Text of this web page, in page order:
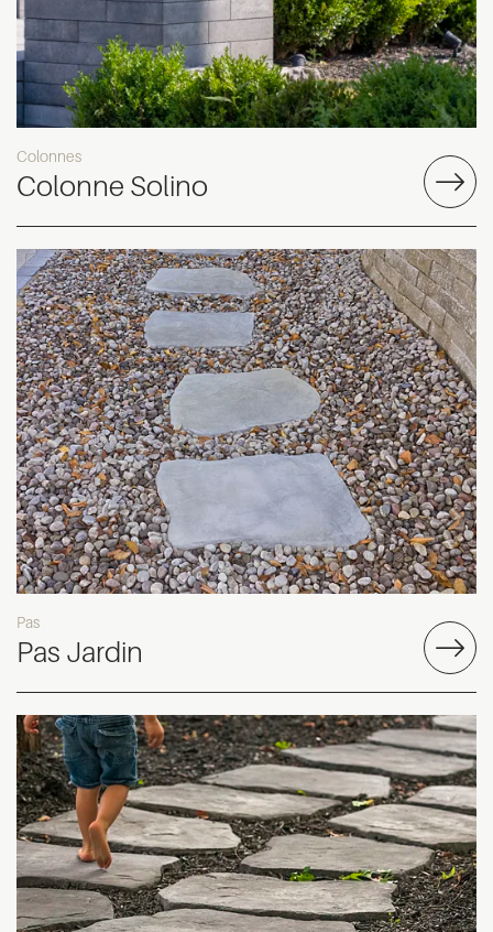
Colonnes
Colonne Solino
Pas
Pas Jardin